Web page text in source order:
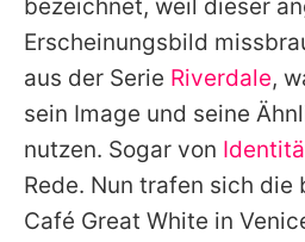
Utiq
bezeichnet, weil dieser
Erscheinungsbild
aus der Serie Riverdale,
sein Image und seine
nutzen. Sogar von
Rede. Nun trafen sich die
Café Great White in